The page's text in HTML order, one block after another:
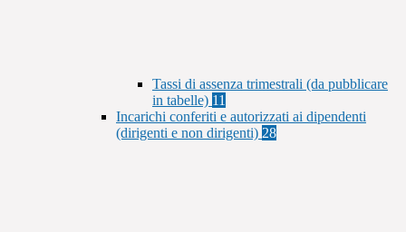
Tassi di assenza trimestrali (da pubblicare
in tabelle) 11
Incarichi conferiti e autorizzati ai dipendenti
(dirigenti e non dirigenti) 28